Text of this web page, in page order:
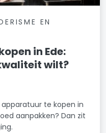
EN
in Ede:
wilt?
te kopen in
aanpakken? Dan zit